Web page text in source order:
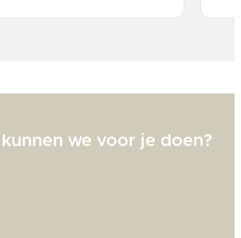
we voor je doen?